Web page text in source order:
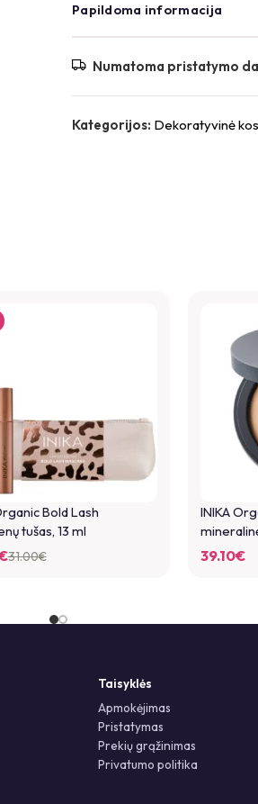
Papildoma informacija
Numatoma pristatymo
Kategorijos: Dekoratyvinė
Bold Lash
tušas, 13 ml
31.00€
INIKA
39.10€
Taisyklės
Apmokėjimas
Pristatymas
Prekių grąžinimas
Privatumo politika